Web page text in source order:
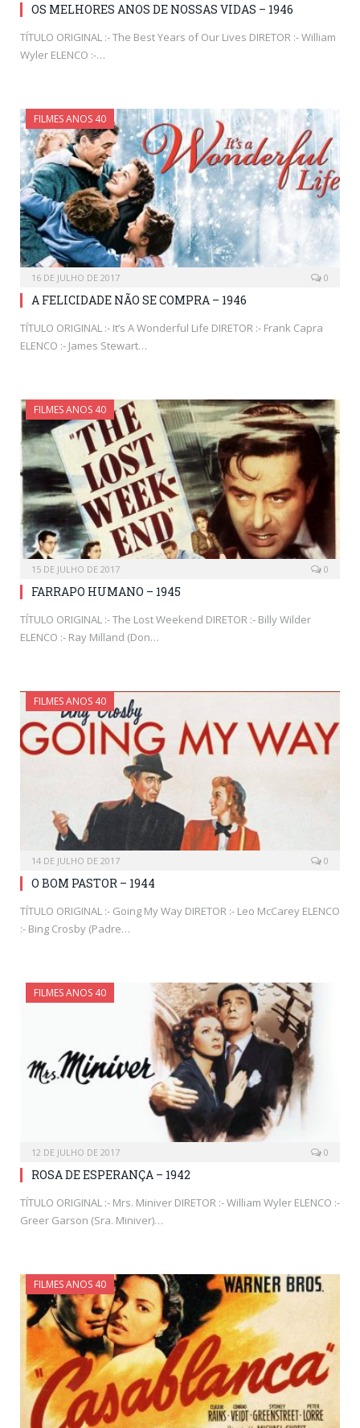
OS MELHORES ANOS DE NOSSAS VIDAS – 1946
TÍTULO ORIGINAL :- The Best Years of Our Lives DIRETOR :- William
Wyler ELENCO :-…
FILMES ANOS 40
16 DE JULHO DE 2017 0
A FELICIDADE NÃO SE COMPRA – 1946
TÍTULO ORIGINAL :- It’s A Wonderful Life DIRETOR :- Frank Capra
ELENCO :- James Stewart…
FILMES ANOS 40
15 DE JULHO DE 2017 0
FARRAPO HUMANO – 1945
TÍTULO ORIGINAL :- The Lost Weekend DIRETOR :- Billy Wilder
ELENCO :- Ray Milland (Don…
FILMES ANOS 40
14 DE JULHO DE 2017 0
O BOM PASTOR – 1944
TÍTULO ORIGINAL :- Going My Way DIRETOR :- Leo McCarey ELENCO
:- Bing Crosby (Padre…
FILMES ANOS 40
12 DE JULHO DE 2017 0
ROSA DE ESPERANÇA – 1942
TÍTULO ORIGINAL :- Mrs. Miniver DIRETOR :- William Wyler ELENCO :-
Greer Garson (Sra. Miniver)…
FILMES ANOS 40